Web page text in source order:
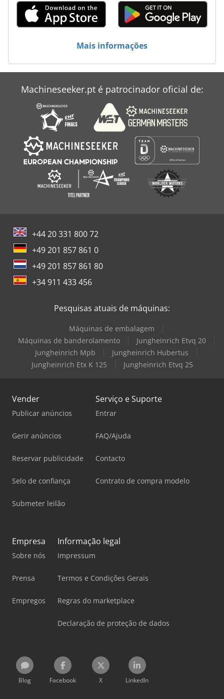
Mais informações
Machineseeker.pt é patrocinador oficial de:
+44 20 331 800 72
+49 201 857 861 0
+49 201 857 861 80
+34 911 433 456
Pesquisas atuais de máquinas:
Máquinas de embalagem
Máquinas de banderolamento
Jungheinrich Etvq 20
Jungheinrich Mpb
Jungheinrich Hubertus
Jungheinrich Etx K 125
Jungheinrich Etvq 25
Vender
Publicar anúncios
Gerir anúncios
Reservar publicidade
Selo de confiança
Submeter leilão
Serviço e Suporte
Entrar
FAQ/Ajuda
Contacto
Contrato de compra modelo
Empresa
Sobre nós
Prensa
Empregos
Informação legal
Impressum
Termos e Condições Gerais
Regras do marketplace
Declaração de proteção de dados
Blog Facebook X LinkedIn